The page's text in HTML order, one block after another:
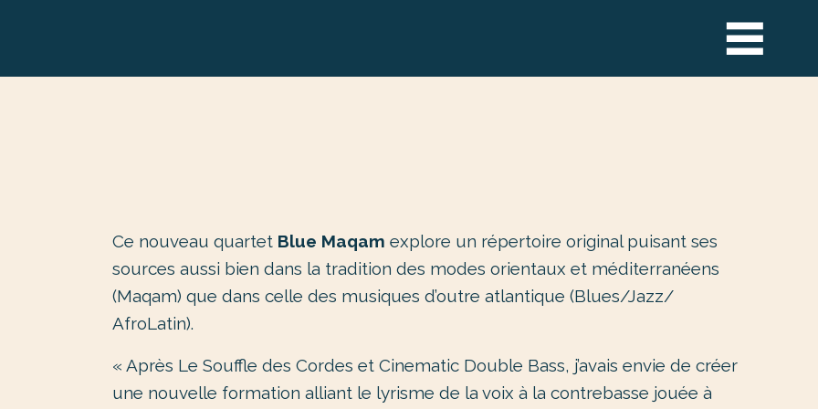
Ce nouveau quartet Blue Maqam explore un répertoire original puisant ses
sources aussi bien dans la tradition des modes orientaux et méditerranéens
(Maqam) que dans celle des musiques d’outre atlantique (Blues/Jazz/
AfroLatin).
« Après Le Souffle des Cordes et Cinematic Double Bass, j’avais envie de créer
une nouvelle formation alliant le lyrisme de la voix à la contrebasse jouée à